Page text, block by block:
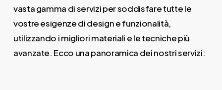
vasta gamma di servizi per soddisfare tutte le
vostre esigenze di design e funzionalità,
utilizzando i migliori materiali e le tecniche più
avanzate. Ecco una panoramica dei nostri servizi: